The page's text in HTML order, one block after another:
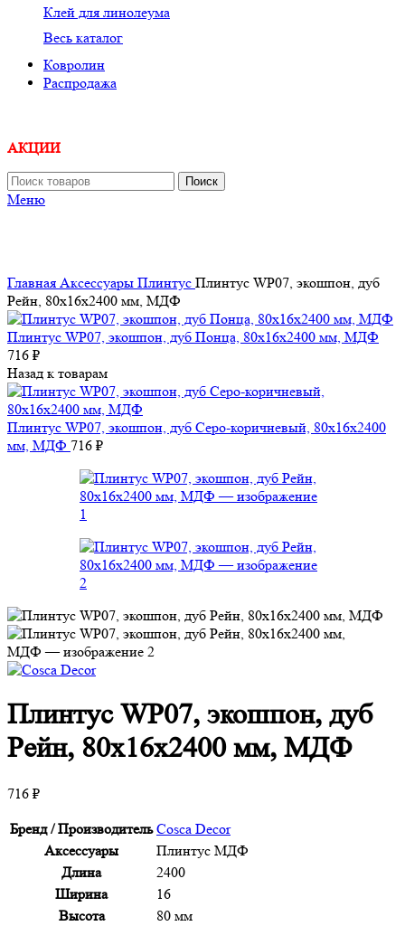
Клей для линолеума
Весь каталог
Ковролин
Распродажа
АКЦИИ
Поиск
Меню
Главная Аксессуары Плинтус Плинтус WP07, экошпон, дуб
Рейн, 80x16x2400 мм, МДФ
Плинтус WP07, экошпон, дуб Понца, 80x16x2400 мм, МДФ
716 ₽
Назад к товарам
Плинтус WP07, экошпон, дуб Серо-коричневый, 80x16x2400
мм, МДФ 716 ₽
Плинтус WP07, экошпон, дуб
Рейн, 80x16x2400 мм, МДФ
716 ₽
Бренд / Производитель Cosca Decor
Аксессуары
Плинтус МДФ
Длина
2400
Ширина
16
Высота
80 мм